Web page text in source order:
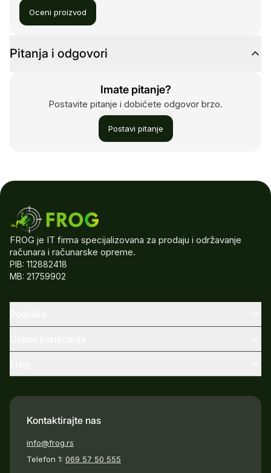
Oceni proizvod
Pitanja i odgovori
Imate pitanje?
Postavite pitanje i dobićete odgovor brzo.
Postavi pitanje
FROG je IT firma specijalizovana za prodaju i održavanje
računara i računarske opreme.
PIB: 112882418
MB: 21759902
Kontaktirajte nas
info@frog.rs
Telefon 1: 069 57 50 555